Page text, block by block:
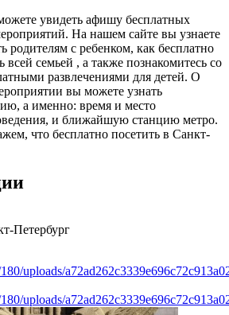
увидеть афишу бесплатных
На нашем сайте вы узнаете
родителям с ребенком, как бесплатно
всей семьей , а также познакомитесь со
развлечениями для детей. О
вы можете узнать
а именно: время и место
и ближайшую станцию метро.
что бесплатно посетить в Санкт-
Петербург
uploads/
uploads/